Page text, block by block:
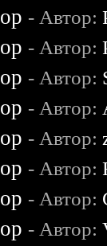
- Автор:
- Автор:
- Автор:
- Автор:
- Автор:
- Автор:
- Автор:
- Автор: